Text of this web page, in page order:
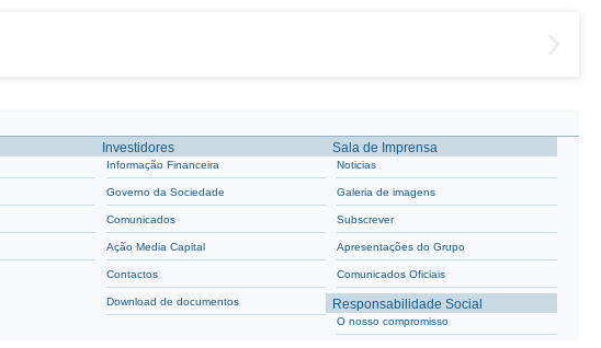
Investidores
Informação Financeira
Governo da Sociedade
Comunicados
Ação Media Capital
Contactos
Download de documentos
Sala de Imprensa
Noticias
Galeria de imagens
Subscrever
Apresentações do Grupo
Comunicados Oficiais
Responsabilidade Social
O nosso compromisso